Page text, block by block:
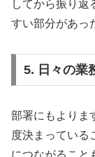
してから振り返
すい部分があっ
5. 日々の業
部署にもよりま
度決まっている
につながること